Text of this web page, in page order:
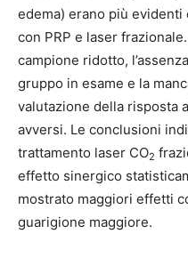
edema) erano più
con PRP e laser
campione ridotto,
gruppo in esame e la
valutazione della risposta
avversi. Le conclusioni
trattamento laser CO2
effetto sinergico
mostrato maggiori effetti
guarigione maggiore.